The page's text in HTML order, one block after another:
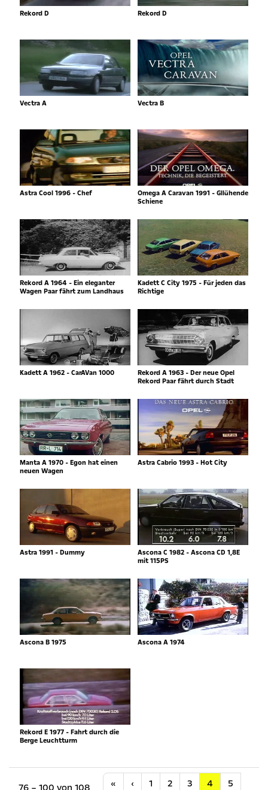
Rekord D Rekord D
Vectra A Vectra B
Astra Cool 1996 - Chef
Omega A Caravan 1991 - Gllühende
Schiene
Rekord A 1964 - Ein eleganter
Wagen Paar fährt zum Landhaus
Kadett C City 1975 - Für jeden das
Richtige
Kadett A 1962 - CarAVan 1000
Rekord A 1963 - Der neue Opel
Rekord Paar fährt durch Stadt
Manta A 1970 - Egon hat einen
neuen Wagen
Astra Cabrio 1993 - Hot City
Astra 1991 - Dummy
Ascona C 1982 - Ascona CD 1,8E
mit 115PS
Ascona B 1975 Ascona A 1974
Rekord E 1977 - Fahrt durch die
Berge Leuchtturm
«Anfang
‹Vorherige
1 2 3 4 5